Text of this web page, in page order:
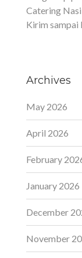
Catering
Kirim sampai
Archives
May 2026
April 2026
February
January 2026
December
November